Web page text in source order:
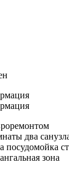
два
посудомойка
зона